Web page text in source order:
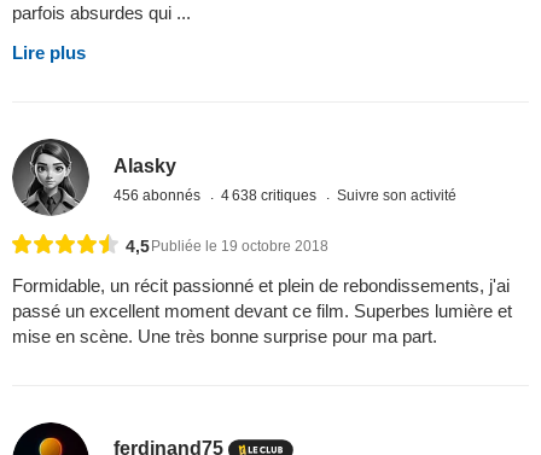
parfois absurdes qui ...
Lire plus
Alasky
456 abonnés 4 638 critiques Suivre son activité
4,5Publiée le 19 octobre 2018
Formidable, un récit passionné et plein de rebondissements, j'ai
passé un excellent moment devant ce film. Superbes lumière et
mise en scène. Une très bonne surprise pour ma part.
ferdinand75